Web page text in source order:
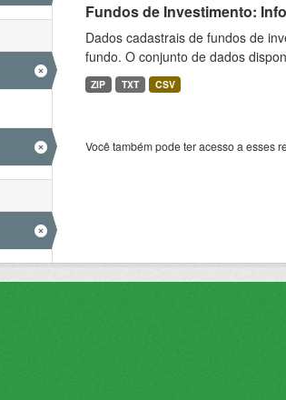
Fundos de Investimento:
Dados cadastrais de fundos de
fundo. O conjunto de dados
ZIP TXT CSV
Você também pode ter acesso a esses